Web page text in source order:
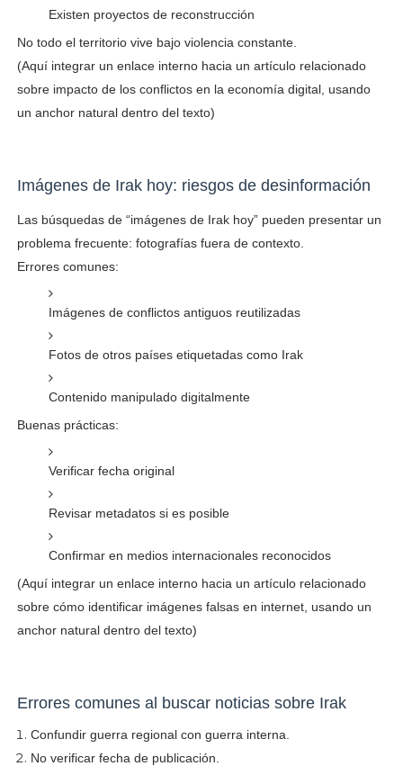
Existen proyectos de reconstrucción
No todo el territorio vive bajo violencia constante.
(Aquí integrar un enlace interno hacia un artículo relacionado
sobre impacto de los conflictos en la economía digital, usando
un anchor natural dentro del texto)
Imágenes de Irak hoy: riesgos de desinformación
Las búsquedas de “imágenes de Irak hoy” pueden presentar un
problema frecuente: fotografías fuera de contexto.
Errores comunes:
Imágenes de conflictos antiguos reutilizadas
Fotos de otros países etiquetadas como Irak
Contenido manipulado digitalmente
Buenas prácticas:
Verificar fecha original
Revisar metadatos si es posible
Confirmar en medios internacionales reconocidos
(Aquí integrar un enlace interno hacia un artículo relacionado
sobre cómo identificar imágenes falsas en internet, usando un
anchor natural dentro del texto)
Errores comunes al buscar noticias sobre Irak
Confundir guerra regional con guerra interna.
No verificar fecha de publicación.